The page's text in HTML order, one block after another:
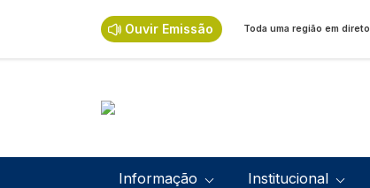
Ouvir Emissão Toda uma região em direto
Navegação principal
Informação Institucional